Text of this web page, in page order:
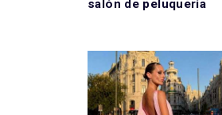
salón de peluquería